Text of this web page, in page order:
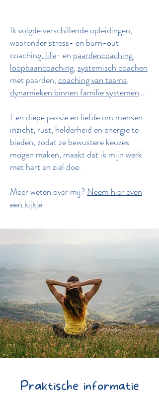
Ik volgde verschillende opleidingen,
waaronder stress- en burn-out
coaching, life- en paardencoaching,
loopbaancoaching, systemisch coachen
met paarden,coaching van teams,
dynamieken binnen familie systemen….
Een diepe passie en liefde om mensen
inzicht, rust, helderheid en energie te
bieden, zodat ze bewustere keuzes
mogen maken, maakt dat ik mijn werk
met hart en ziel doe.
Meer weten over mij? Neem hier even
een kijkje.
Praktische informatie